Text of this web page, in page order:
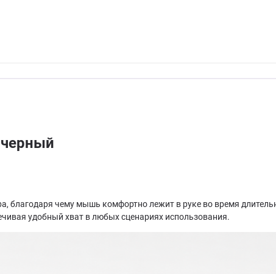
благодаря чему мышь комфортно лежит в руке во время
удобный хват в любых сценариях использования.